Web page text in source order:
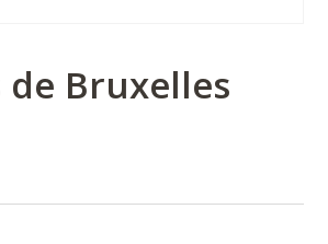
de Bruxelles